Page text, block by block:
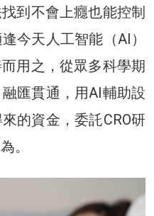
到不會上癮也能控制
今天人工智能（AI）
用之，從眾多科學期
匯貫通，用AI輔助設
的資金，委託CRO研
。